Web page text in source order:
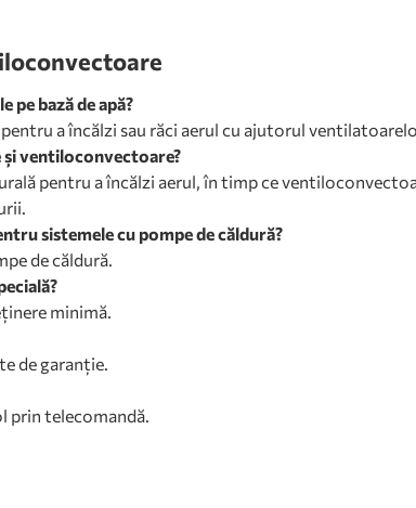
bază de apă?
a încălzi sau răci aerul cu ajutorul
ventiloconvectoare?
pentru a încălzi aerul, în timp ce
sistemele cu pompe de căldură?
de căldură.
minimă.
de garanție.
prin telecomandă.